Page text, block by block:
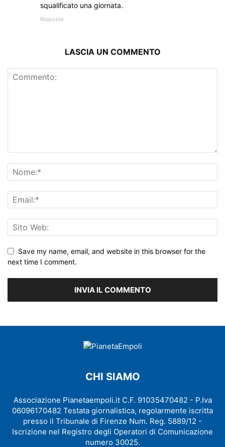
squalificato una giornata.
Risposta
LASCIA UN COMMENTO
Save my name, email, and website in this browser for the
next time I comment.
CHI SIAMO
Associazione Pianetaempoli.it C.F. 91035470482 - P.Iva
06096170482 Testata giornalistica, regolarmente iscritta
presso il Tribunale di Firenze Num. Reg. 5889/12 -
Iscrizione nel Registro degli Operatori di Comunicazione
numero 30025.